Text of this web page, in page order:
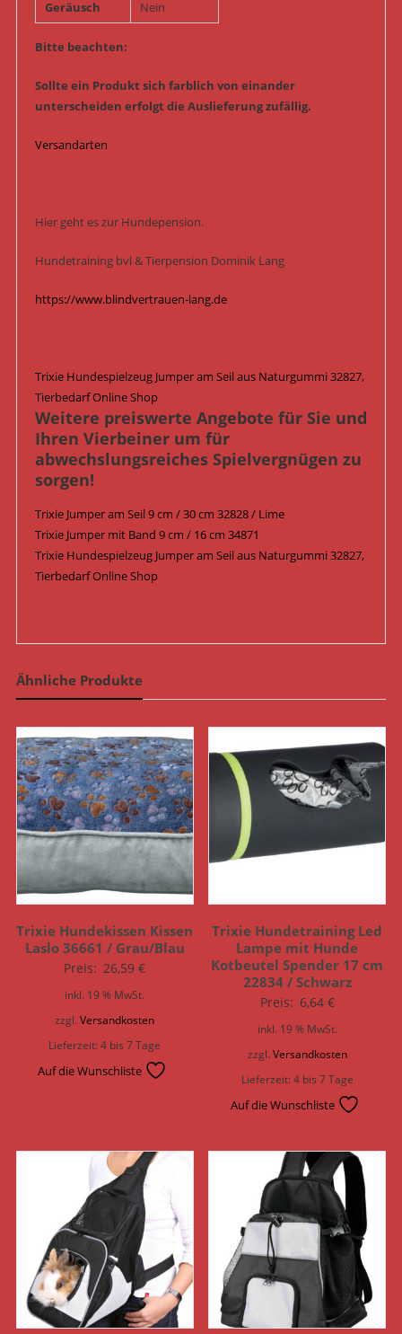
Geräusch Nein
Bitte beachten:
Sollte ein Produkt sich farblich von einander
unterscheiden erfolgt die Auslieferung zufällig.
Versandarten
Hier geht es zur Hundepension.
Hundetraining bvl & Tierpension Dominik Lang
https://www.blindvertrauen-lang.de
Trixie Hundespielzeug Jumper am Seil aus Naturgummi 32827,
Tierbedarf Online Shop
Weitere preiswerte Angebote für Sie und
Ihren Vierbeiner um für
abwechslungsreiches Spielvergnügen zu
sorgen!
Trixie Jumper am Seil 9 cm / 30 cm 32828 / Lime
Trixie Jumper mit Band 9 cm / 16 cm 34871
Trixie Hundespielzeug Jumper am Seil aus Naturgummi 32827,
Tierbedarf Online Shop
Ähnliche Produkte
Trixie Hundekissen Kissen
Laslo 36661 / Grau/Blau
Preis: 26,59€
inkl. 19 % MwSt.
zzgl.Versandkosten
Lieferzeit:4 bis 7 Tage
Auf die Wunschliste
Trixie Hundetraining Led
Lampe mit Hunde
Kotbeutel Spender 17 cm
22834 / Schwarz
Preis: 6,64 €
inkl. 19 % MwSt.
zzgl. Versandkosten
Lieferzeit:4 bis 7 Tage
Auf die Wunschliste